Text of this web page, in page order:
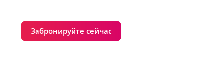
Забронируйте сейчас